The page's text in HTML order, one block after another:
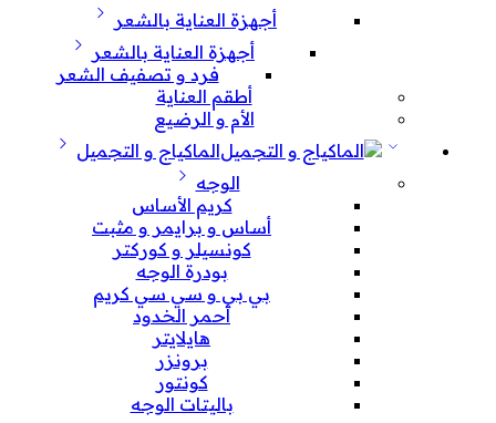
أجهزة العناية بالشعر
أجهزة العناية بالشعر
فرد و تصفيف الشعر
أطقم العناية
الأم و الرضيع
الماكياج و التجميل
الوجه
كريم الأساس
أساس و برايمر و مثبت
كونسيلر و كوركتر
بودرة الوجه
بي بي و سي سي كريم
أحمر الخدود
هايلايتر
برونزر
كونتور
باليتات الوجه